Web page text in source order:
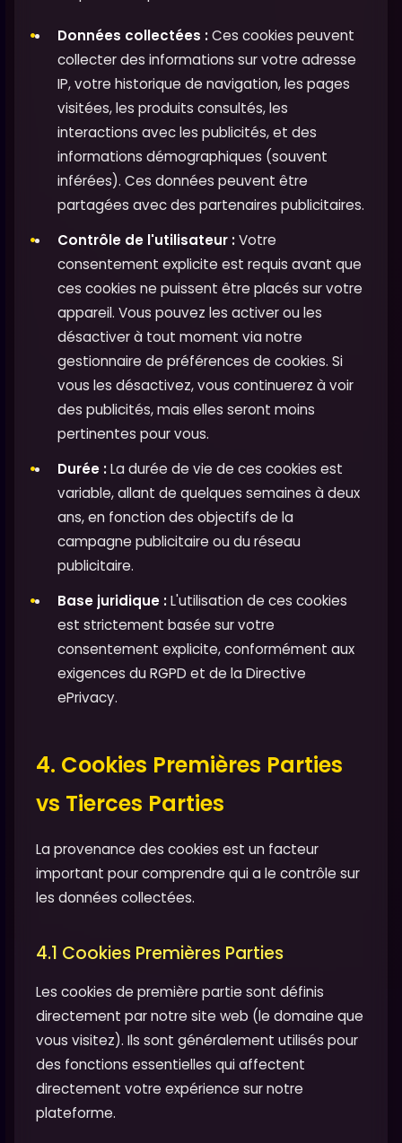
Données collectées :Ces cookies peuvent
collecter des informations sur votre adresse
IP, votre historique de navigation, les pages
visitées, les produits consultés, les
interactions avec les publicités, et des
informations démographiques (souvent
inférées). Ces données peuvent être
partagées avec des partenaires publicitaires.
Contrôle de l'utilisateur :Votre
consentement explicite est requis avant que
ces cookies ne puissent être placés sur votre
appareil. Vous pouvez les activer ou les
désactiver à tout moment via notre
gestionnaire de préférences de cookies. Si
vous les désactivez, vous continuerez à voir
des publicités, mais elles seront moins
pertinentes pour vous.
Durée :La durée de vie de ces cookies est
variable, allant de quelques semaines à deux
ans, en fonction des objectifs de la
campagne publicitaire ou du réseau
publicitaire.
Base juridique :L'utilisation de ces cookies
est strictement basée sur votre
consentement explicite, conformément aux
exigences du RGPD et de la Directive
ePrivacy.
4. Cookies Premières Parties
vs Tierces Parties
La provenance des cookies est un facteur
important pour comprendre qui a le contrôle sur
les données collectées.
4.1 Cookies Premières Parties
Les cookies de première partie sont définis
directement par notre site web (le domaine que
vous visitez). Ils sont généralement utilisés pour
des fonctions essentielles qui affectent
directement votre expérience sur notre
plateforme.